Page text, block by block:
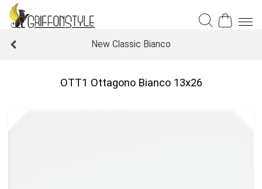
New Classic Bianco
OTT1 Ottagono Bianco 13x26